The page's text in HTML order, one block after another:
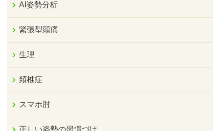
AI姿勢分析
緊張型頭痛
生理
頚椎症
スマホ肘